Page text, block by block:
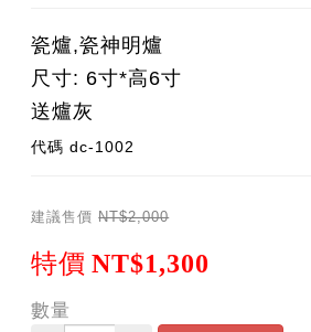
瓷爐,瓷神明爐
尺寸: 6寸*高6寸
送爐灰
代碼dc-1002
建議售價 NT$2,000
特價 NT$1,300
數量